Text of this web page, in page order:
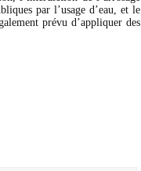
par l’usage d’eau, et le
prévu d’appliquer des